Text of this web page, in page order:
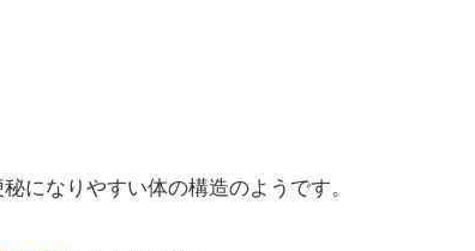
になりやすい体の構造のようです。